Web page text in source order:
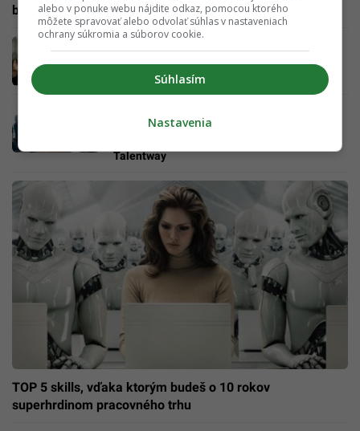
blázinci
možností, ako zlepšiť úroveň svojho
Talentway
TOP 5 skills, vďaka ktorým budeš o 10 rokov
superhrdinom pracovného trhu
alebo v ponuke webu nájdite odkaz, pomocou ktorého
môžete spravovať alebo odvolať súhlas v nastaveniach
ochrany súkromia a súborov cookie.
Súhlasím
Nastavenia